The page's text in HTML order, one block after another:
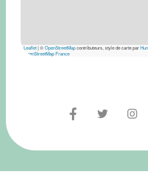
Leaflet|©OpenStreetMapcontributeurs, style de carte par
OpenStreetMap France